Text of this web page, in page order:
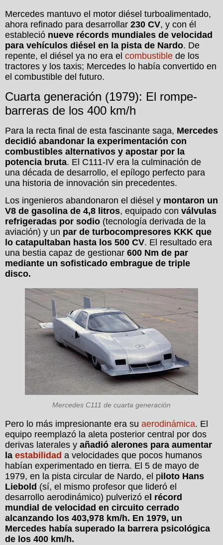
Mercedes mantuvo el motor diésel turboalimentado,
ahora refinado para desarrollar 230 CV, y con él
estableció nueve récords mundiales de velocidad
para vehículos diésel en la pista de Nardo. De
repente, el diésel ya no era el combustible de los
tractores y los taxis; Mercedes lo había convertido en
el combustible del futuro.
Cuarta generación (1979): El rompe-
barreras de los 400 km/h
Para la recta final de esta fascinante saga, Mercedes
decidió abandonar la experimentación con
combustibles alternativos y apostar por la
potencia bruta. El C111-IV era la culminación de
una década de desarrollo, el epílogo perfecto para
una historia de innovación sin precedentes.
Los ingenieros abandonaron el diésel y montaron un
V8 de gasolina de 4,8 litros, equipado con válvulas
refrigeradas por sodio (tecnología derivada de la
aviación) y un par de turbocompresores KKK que
lo catapultaban hasta los 500 CV. El resultado era
una bestia capaz de gestionar 600 Nm de par
mediante un sofisticado embrague de triple
disco.
Mercedes C111 de cuarta generación
Pero lo más impresionante era su aerodinámica. El
equipo reemplazó la aleta posterior central por dos
derivas laterales y añadió alerones para aumentar
la estabilidad a velocidades que pocos humanos
habían experimentado en tierra. El 5 de mayo de
1979, en la pista circular de Nardo, el piloto Hans
Liebold (sí, el mismo profesor que lideró el
desarrollo aerodinámico) pulverizó e l récord
mundial de velocidad en circuito cerrado
alcanzando los 403,978 km/h. En 1979, un
Mercedes había superado la barrera psicológica
de los 400 km/h.